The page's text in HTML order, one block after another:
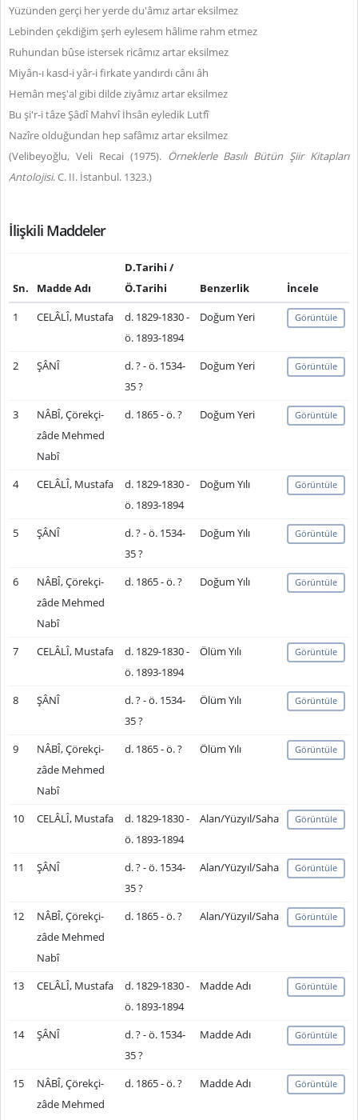
Yüzünden gerçi her yerde du'âmız artar eksilmez
Lebinden çekdiğim şerh eylesem hâlime rahm etmez
Ruhundan bûse istersek ricâmız artar eksilmez
Miyân-ı kasd-i yâr-i firkate yandırdı cânı âh
Hemân meş'al gibi dilde ziyâmız artar eksilmez
Bu şi'r-i tâze Şâdî Mahvî İhsân eyledik Lutfî
Nazîre olduğundan hep safâmız artar eksilmez
(Velibeyoğlu, Veli Recai (1975). Örneklerle Basılı Bütün Şiir Kitapları
Antolojisi. C. II. İstanbul. 1323.)
İlişkili Maddeler
Sn. Madde Adı
D.Tarihi /
Ö.Tarihi
Benzerlik
İncele
1
CELÂLÎ, Mustafa
d. 1829-1830 -
ö. 1893-1894
Doğum Yeri Görüntüle
2 ŞÂNÎ
d. ? - ö. 1534-
35 ?
Doğum Yeri Görüntüle
3
NÂBÎ, Çörekçi-
zâde Mehmed
Nabî
d. 1865 - ö. ? Doğum Yeri Görüntüle
4 CELÂLÎ, Mustafa
d. 1829-1830 -
ö. 1893-1894
Doğum Yılı Görüntüle
5 ŞÂNÎ
d. ? - ö. 1534-
35 ?
Doğum Yılı Görüntüle
6
NÂBÎ, Çörekçi-
zâde Mehmed
Nabî
d. 1865 - ö. ? Doğum Yılı Görüntüle
7 CELÂLÎ, Mustafa
d. 1829-1830 -
ö. 1893-1894
Ölüm Yılı Görüntüle
8 ŞÂNÎ
d. ? - ö. 1534-
35 ?
Ölüm Yılı Görüntüle
9
NÂBÎ, Çörekçi-
zâde Mehmed
Nabî
d. 1865 - ö. ? Ölüm Yılı Görüntüle
10 CELÂLÎ, Mustafa
d. 1829-1830 -
ö. 1893-1894
Alan/Yüzyıl/Saha Görüntüle
11 ŞÂNÎ
d. ? - ö. 1534-
35 ?
Alan/Yüzyıl/Saha Görüntüle
12
NÂBÎ, Çörekçi-
zâde Mehmed
Nabî
d. 1865 - ö. ? Alan/Yüzyıl/Saha Görüntüle
13 CELÂLÎ, Mustafa
d. 1829-1830 -
ö. 1893-1894
Madde Adı Görüntüle
14 ŞÂNÎ
d. ? - ö. 1534-
35 ?
Madde Adı Görüntüle
15
NÂBÎ, Çörekçi-
zâde Mehmed
d. 1865 - ö. ? Madde Adı Görüntüle